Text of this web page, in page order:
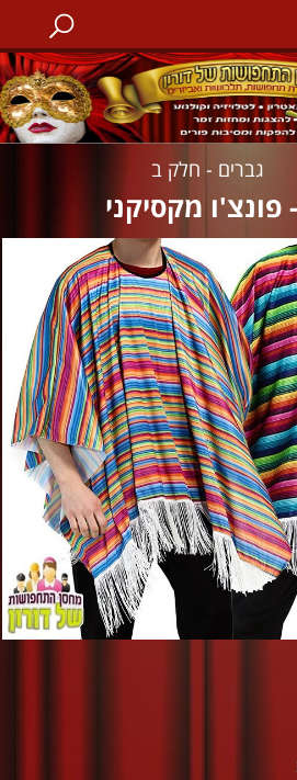
גברים - חלק ב
מקסיקני